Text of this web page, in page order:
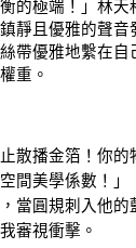
的極端！」林天
靜且優雅的聲音
帶優雅地繫在自
重。
散播金箔！你的
間美學係數！」
當圓規刺入他的
審視衝擊。